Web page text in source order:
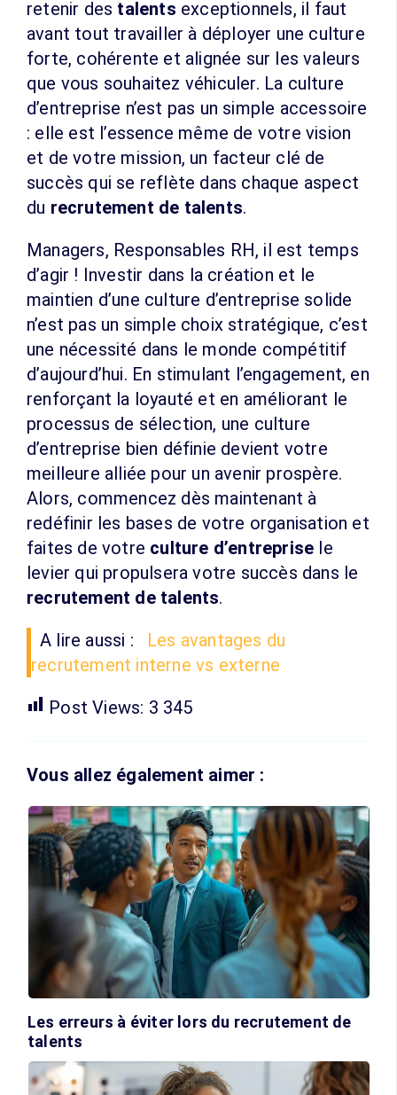
retenir des talents exceptionnels, il faut
avant tout travailler à déployer une culture
forte, cohérente et alignée sur les valeurs
que vous souhaitez véhiculer. La culture
d’entreprise n’est pas un simple accessoire
: elle est l’essence même de votre vision
et de votre mission, un facteur clé de
succès qui se reflète dans chaque aspect
du recrutement de talents.
Managers, Responsables RH, il est temps
d’agir ! Investir dans la création et le
maintien d’une culture d’entreprise solide
n’est pas un simple choix stratégique, c’est
une nécessité dans le monde compétitif
d’aujourd’hui. En stimulant l’engagement, en
renforçant la loyauté et en améliorant le
processus de sélection, une culture
d’entreprise bien définie devient votre
meilleure alliée pour un avenir prospère.
Alors, commencez dès maintenant à
redéfinir les bases de votre organisation et
faites de votre culture d’entreprise le
levier qui propulsera votre succès dans le
recrutement de talents.
A lire aussi :
Les avantages du
recrutement interne vs externe
Post Views: 3 345
Vous allez également aimer :
Les erreurs à éviter lors du recrutement de
talents